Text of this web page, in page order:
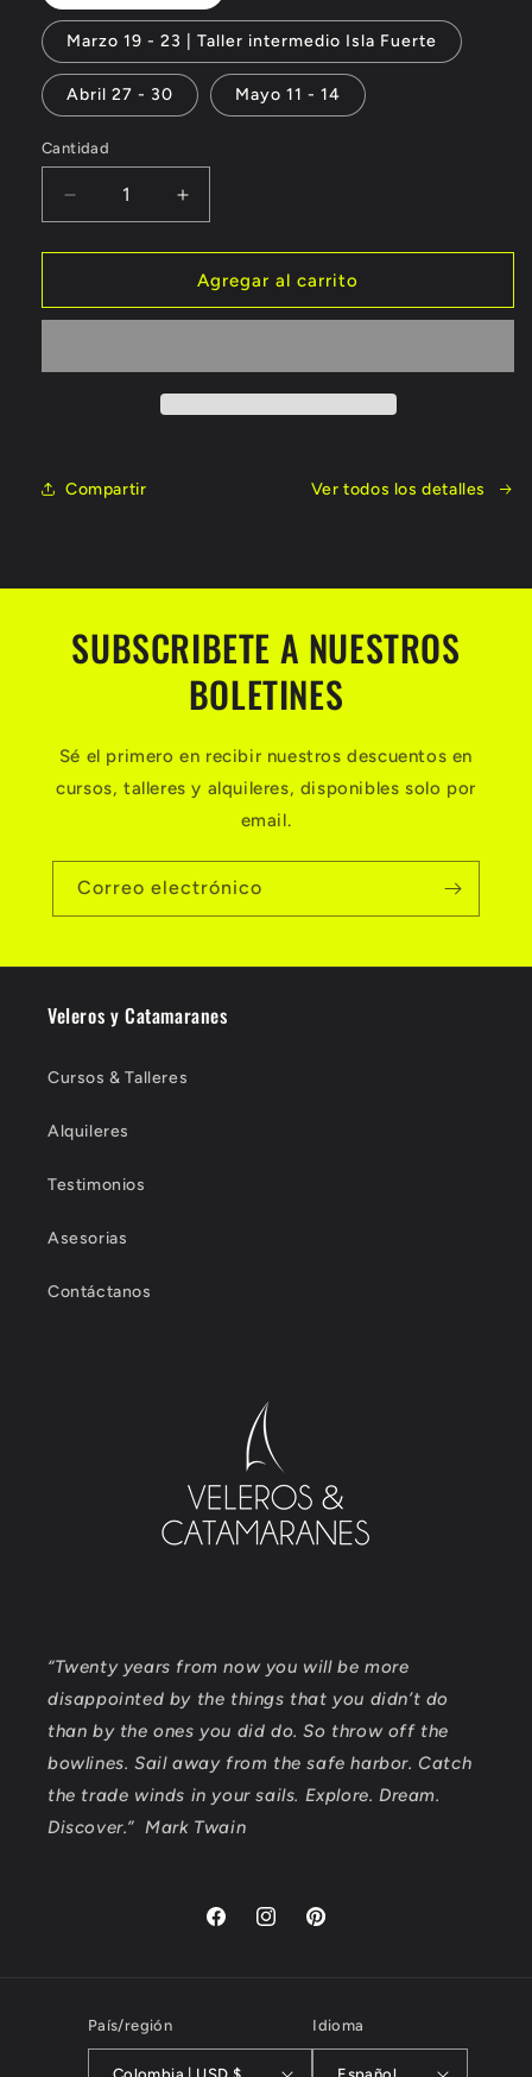
Marzo 19 - 23 | Taller intermedio Isla Fuerte
Abril 27 - 30 Mayo 11 - 14
Cantidad
Reducir
cantidad
para
Intermedio
de
Inshore
Skipper-
Aumentar
cantidad
para
Curso
Intermedio
de
Agregar al carrito
Compartir Ver todos los detalles
SUBSCRIBETE A NUESTROS
BOLETINES
Sé el primero en recibir nuestros descuentos en
cursos, talleres y alquileres, disponibles solo por
email.
Correo electrónico
Veleros y Catamaranes
Cursos & Talleres
Alquileres
Testimonios
Asesorias
Contáctanos
“Twenty years from now you will be more
disappointed by the things that you didn’t do
than by the ones you did do. So throw off the
bowlines. Sail away from the safe harbor. Catch
the trade winds in your sails. Explore. Dream.
Discover.” Mark Twain
FacebookInstagramPinterest
País/región Idioma